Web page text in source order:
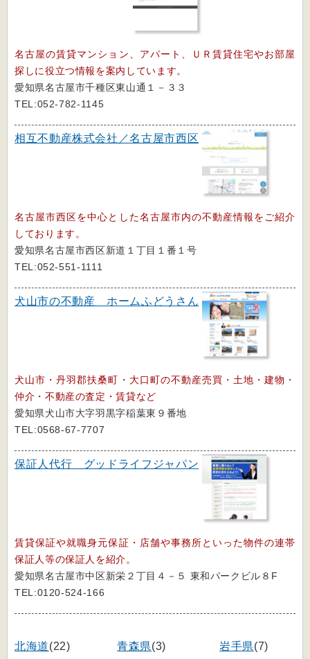
名古屋の賃貸マンション、アパート、ＵＲ賃貸住宅やお部屋
探しに役立つ情報を案内しています。
愛知県名古屋市千種区東山通１－３３
TEL:052-782-1145
相互不動産株式会社／名古屋市西区
名古屋市西区を中心とした名古屋市内の不動産情報をご紹介
しております。
愛知県名古屋市西区新道１丁目１番１号
TEL:052-551-1111
犬山市の不動産 ホームふどうさん
犬山市・丹羽郡扶桑町・大口町の不動産売買・土地・建物・
仲介・不動産の査定・賃貸など
愛知県犬山市大字羽黒字稲葉東９番地
TEL:0568-67-7707
保証人代行 グッドライフジャパン
賃貸保証や就職身元保証・店舗や事務所といった物件の連帯
保証人等の保証人を紹介。
愛知県名古屋市中区新栄２丁目４－５ 東和パークビル８F
TEL:0120-524-166
北海道(22) 青森県(3) 岩手県(7)